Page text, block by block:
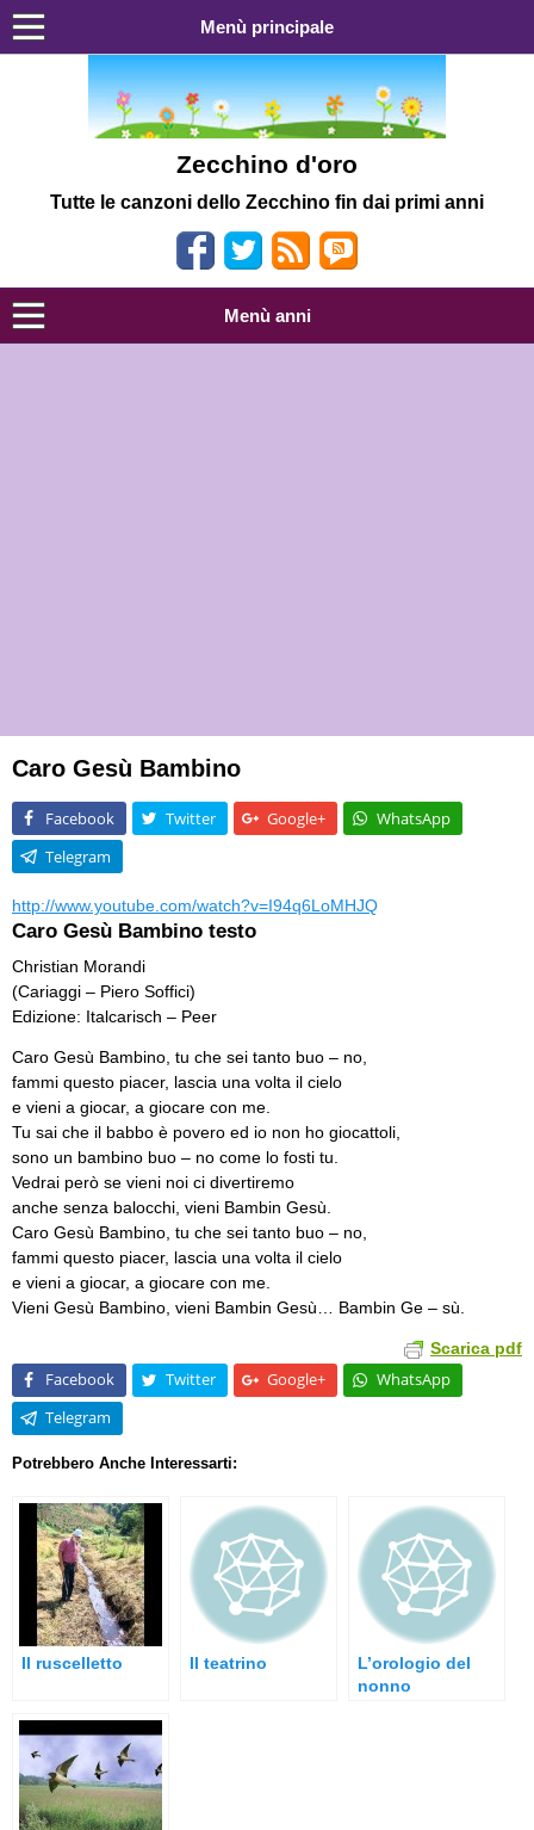
Menù principale
Zecchino d'oro
Tutte le canzoni dello Zecchino fin dai primi anni
Menù anni
Caro Gesù Bambino
Facebook Twitter Google+
WhatsApp
Telegram
http://www.youtube.com/watch?v=I94q6LoMHJQ
Caro Gesù Bambino testo
Christian Morandi
(Cariaggi – Piero Soffici)
Edizione: Italcarisch – Peer
Caro Gesù Bambino, tu che sei tanto buo – no,
fammi questo piacer, lascia una volta il cielo
e vieni a giocar, a giocare con me.
Tu sai che il babbo è povero ed io non ho giocattoli,
sono un bambino buo – no come lo fosti tu.
Vedrai però se vieni noi ci divertiremo
anche senza balocchi, vieni Bambin Gesù.
Caro Gesù Bambino, tu che sei tanto buo – no,
fammi questo piacer, lascia una volta il cielo
e vieni a giocar, a giocare con me.
Vieni Gesù Bambino, vieni Bambin Gesù… Bambin Ge – sù.
Scarica pdf
Facebook Twitter Google+
WhatsApp
Telegram
Potrebbero Anche Interessarti:
Il ruscelletto Il teatrino
L’orologio del
nonno